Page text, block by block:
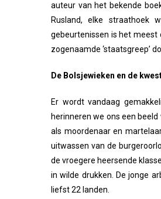
auteur van het bekende
Rusland, elke straathoek
gebeurtenissen is het meest
zogenaamde ‘staatsgreep’
De Bolsjewieken en de
Er wordt vandaag
herinneren we ons een
als moordenaar en
uitwassen van de
de vroegere heersende
in wilde drukken. De jonge
liefst 22 landen.